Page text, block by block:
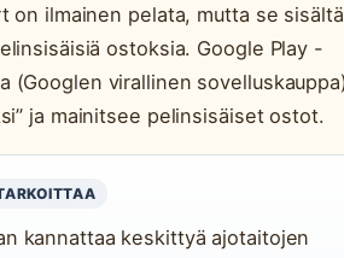
on ilmainen pelata, mutta se
ostoksia. Google Play -
(Googlen virallinen
ja mainitsee pelinsisäiset ostot.
kannattaa keskittyä ajotaitojen